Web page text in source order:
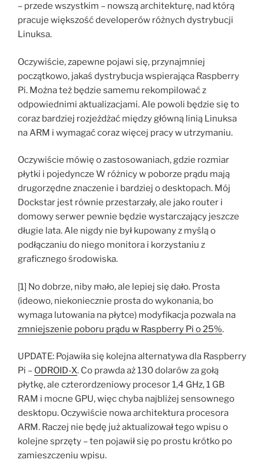
– przede wszystkim – nowszą architekturę, nad którą
pracuje większość developerów różnych dystrybucji
Linuksa.
Oczywiście, zapewne pojawi się, przynajmniej
początkowo, jakaś dystrybucja wspierająca Raspberry
Pi. Można też będzie samemu rekompilować z
odpowiednimi aktualizacjami. Ale powoli będzie się to
coraz bardziej rozjeżdżać między główną linią Linuksa
na ARM i wymagać coraz więcej pracy w utrzymaniu.
Oczywiście mówię o zastosowaniach, gdzie rozmiar
płytki i pojedyncze W różnicy w poborze prądu mają
drugorzędne znaczenie i bardziej o desktopach. Mój
Dockstar jest równie przestarzały, ale jako router i
domowy serwer pewnie będzie wystarczający jeszcze
długie lata. Ale nigdy nie był kupowany z myślą o
podłączaniu do niego monitora i korzystaniu z
graficznego środowiska.
[1] No dobrze, niby mało, ale lepiej się dało. Prosta
(ideowo, niekoniecznie prosta do wykonania, bo
wymaga lutowania na płytce) modyfikacja pozwala na
zmniejszenie poboru prądu w Raspberry Pi o 25%.
UPDATE: Pojawiła się kolejna alternatywa dla Raspberry
Pi – ODROID-X. Co prawda aż 130 dolarów za gołą
płytkę, ale czterordzeniowy procesor 1,4 GHz, 1 GB
RAM i mocne GPU, więc chyba najbliżej sensownego
desktopu. Oczywiście nowa architektura procesora
ARM. Raczej nie będę już aktualizował tego wpisu o
kolejne sprzęty – ten pojawił się po prostu krótko po
zamieszczeniu wpisu.